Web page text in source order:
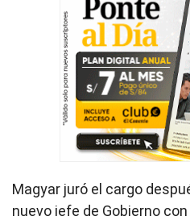
Magyar juró el cargo
nuevo jefe de Gobierno